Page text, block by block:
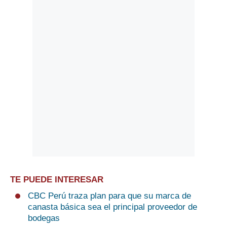
TE PUEDE INTERESAR
CBC Perú traza plan para que su marca de
canasta básica sea el principal proveedor de
bodegas